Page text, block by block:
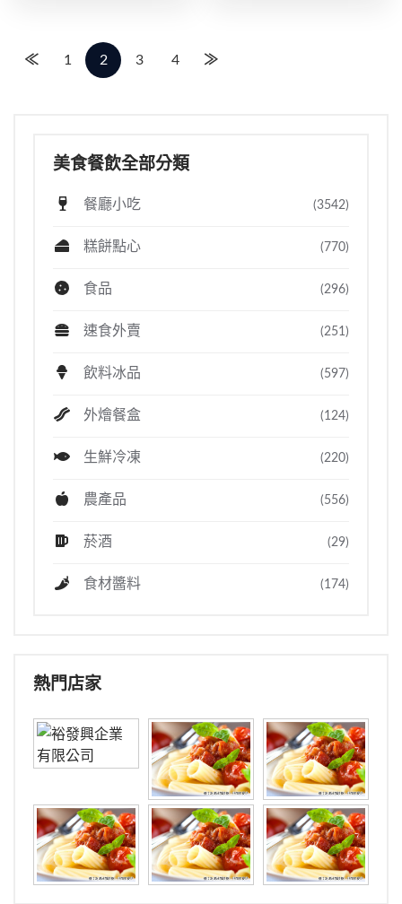
美食餐飲全部分類
餐廳小吃 (3542)
糕餅點心 (770)
食品 (296)
速食外賣 (251)
飲料冰品 (597)
外燴餐盒 (124)
生鮮冷凍 (220)
農產品 (556)
菸酒 (29)
食材醬料 (174)
熱門店家
≪ 1 2 3 4 ≫